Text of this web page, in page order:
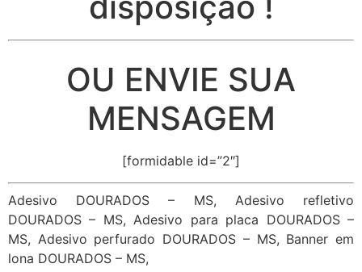
OU ENVIE SUA
MENSAGEM
[formidable id=”2″]
Adesivo DOURADOS – MS, Adesivo refletivo
DOURADOS – MS, Adesivo para placa DOURADOS –
MS, Adesivo perfurado DOURADOS – MS, Banner em
lona DOURADOS – MS,